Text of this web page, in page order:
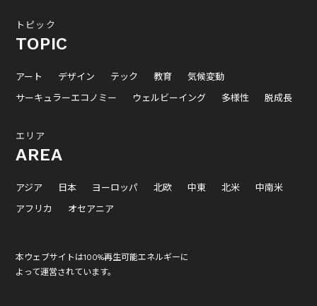
トピック
TOPIC
アート デザイン テック 教育
気候変動
サーキュラーエコノミー
ウェルビーイング 多様性 脱成長
エリア
AREA
アジア 日本 ヨーロッパ 北欧 中東 北米
中南米
アフリカ
オセアニア
本ウェブサイトは100%再生可能エネルギーに
よって運営されています。